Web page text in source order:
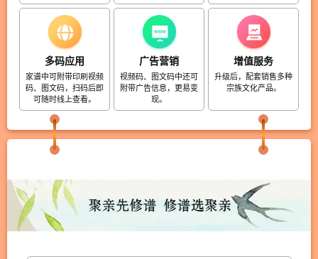
多码应用
家谱中可附带印刷视频
码、图文码，扫码后即
可随时线上查看。
广告营销
视频码、图文码中还可
附带广告信息，更易变
现。
增值服务
升级后，配套销售多种
宗族文化产品。